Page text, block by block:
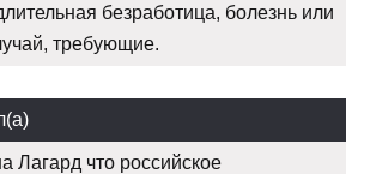
безработица, болезнь или
требующие.
Лагард что российское